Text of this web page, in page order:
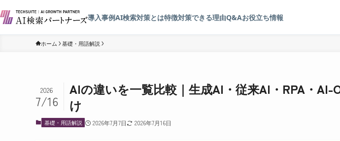
導入事例AI検索対策とは特徴対策できる理由Q&Aお役立ち情報
ホーム 基礎・用語解説
AIの違いを一覧比較｜生成AI・従来AI・RPA・AI-
け
2026
7/16
基礎・用語解説 2026年7月7日 2026年7月16日